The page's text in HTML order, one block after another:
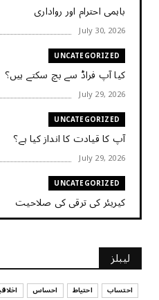
باہمی احترام اور رواداری
July 30, 2026
UNCATEGORIZED
کیا آپ فراڈ سے بچ سکتے ہیں؟
July 29, 2026
UNCATEGORIZED
آپ کا قیادت کا انداز کیا ہے؟
July 29, 2026
UNCATEGORIZED
کیریئر کی ترقی کی صلاحیت
July 29, 2026
UNCATEGORIZED
کیا آپ اپنے باس کو مؤثر
July 29, 2026
لیبلز
احتساب احتیاط احساس